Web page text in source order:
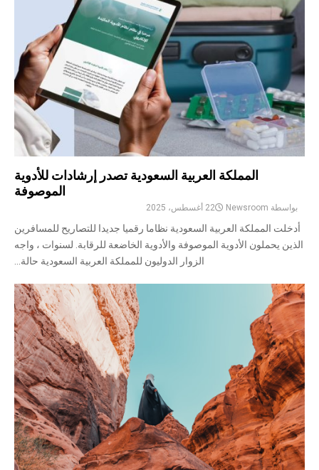
المملكة العربية السعودية تصدر إرشادات للأدوية
الموصوفة
بواسطة Newsroom 22 أغسطس، 2025
أدخلت المملكة العربية السعودية نظاما رقميا جديدا للتصاريح للمسافرين
الذين يحملون الأدوية الموصوفة والأدوية الخاضعة للرقابة. لسنوات ، واجه
الزوار الدوليون للمملكة العربية السعودية حالة...